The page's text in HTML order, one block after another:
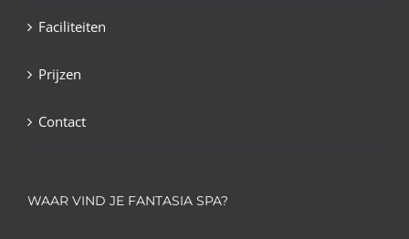
Faciliteiten
Prijzen
Contact
WAAR VIND JE FANTASIA SPA?